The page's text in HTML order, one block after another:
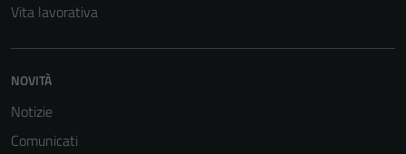
Vita lavorativa
NOVITÀ
Notizie
Comunicati